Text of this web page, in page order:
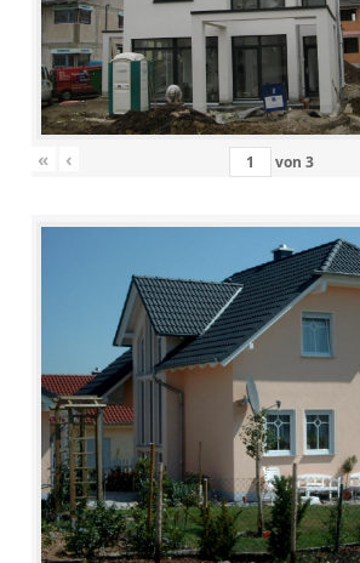
« ‹ von 3